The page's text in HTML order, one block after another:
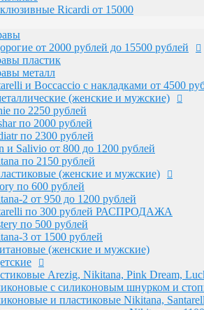
по 2250 рублей
по 2300 рублей
и Salivio от 800 до 1200 рублей
по 2150 рублей
(женские и мужские)
по 600 рублей
2 от 950 до 1200 рублей
по 300 рублей РАСПРОДАЖА
по 500 рублей
3 от 1500 рублей
(женские и мужские)
Arezig, Nikitana, Pink Dream,
с силиконовым шнурком и
и пластиковые Nikitana,
антивандальные Nikitana от 1100
детских оправ от 250 рублей
Детские от 600 до 3500 рублей
линзы с большими диоптриями по 1200
400 рублей
600 рублей
550 рублей
Ricardi от 15000
от 2000 рублей до 15500 рублей
пластик
металл
и Boccaccio с накладками от 4500
(женские и мужские)
по 2250 рублей
по 2000 рублей
по 2300 рублей
и Salivio от 800 до 1200 рублей
по 2150 рублей
(женские и мужские)
по 600 рублей
2 от 950 до 1200 рублей
по 300 рублей РАСПРОДАЖА
по 500 рублей
3 от 1500 рублей
(женские и мужские)
Arezig, Nikitana, Pink Dream,
с силиконовым шнурком и
и пластиковые Nikitana,